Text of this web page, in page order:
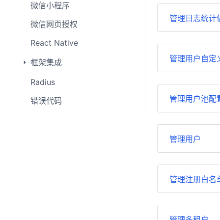
微信小程序
微信网页授权
React Native
框架集成
Radius
错误代码
管理日志统计
管理用户自定
管理用户池配
管理用户
管理注册白名